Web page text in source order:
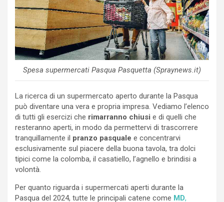
Spesa supermercati Pasqua Pasquetta (Spraynews.it)
La ricerca di un supermercato aperto durante la Pasqua
può diventare una vera e propria impresa. Vediamo l’elenco
di tutti gli esercizi che rimarranno chiusi e di quelli che
resteranno aperti, in modo da permettervi di trascorrere
tranquillamente il pranzo pasquale e concentrarvi
esclusivamente sul piacere della buona tavola, tra dolci
tipici come la colomba, il casatiello, l’agnello e brindisi a
volontà.
Per quanto riguarda i supermercati aperti durante la
Pasqua del 2024, tutte le principali catene come MD,